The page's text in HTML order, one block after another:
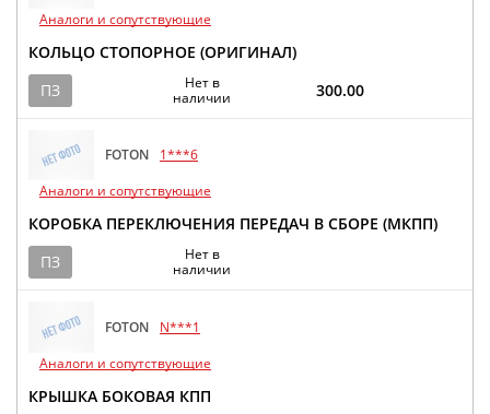
Аналоги и сопутствующие
КОЛЬЦО СТОПОРНОЕ (ОРИГИНАЛ)
ПЗ
Нет в
наличии
300.00
FOTON
1***6
Аналоги и сопутствующие
КОРОБКА ПЕРЕКЛЮЧЕНИЯ ПЕРЕДАЧ В СБОРЕ (МКПП)
ПЗ
Нет в
наличии
FOTON
N***1
Аналоги и сопутствующие
КРЫШКА БОКОВАЯ КПП